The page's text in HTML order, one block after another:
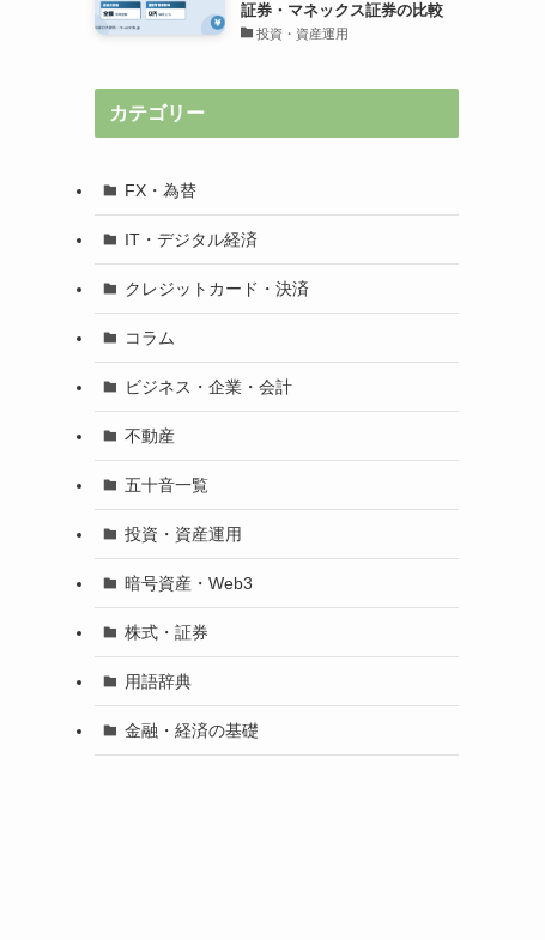
証券・マネックス証券の比較
投資・資産運用
カテゴリー
FX・為替
IT・デジタル経済
クレジットカード・決済
コラム
ビジネス・企業・会計
不動産
五十音一覧
投資・資産運用
暗号資産・Web3
株式・証券
用語辞典
金融・経済の基礎